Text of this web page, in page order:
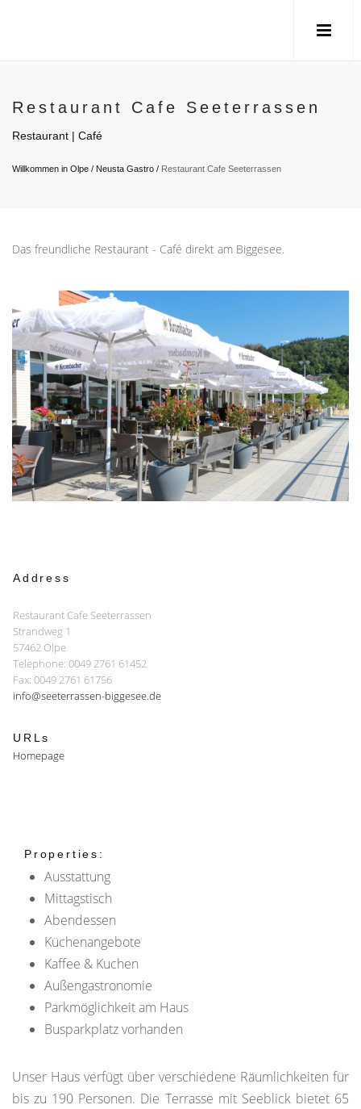
Restaurant Cafe Seeterrassen
Restaurant | Café
Willkommen in Olpe / Neusta Gastro / Restaurant Cafe Seeterrassen
Das freundliche Restaurant - Café direkt am Biggesee.
Address
Restaurant Cafe Seeterrassen
Strandweg 1
57462 Olpe
Telephone: 0049 2761 61452
Fax: 0049 2761 61756
info@seeterrassen-biggesee.de
URLs
Homepage
Properties:
Ausstattung
Mittagstisch
Abendessen
Küchenangebote
Kaffee & Kuchen
Außengastronomie
Parkmöglichkeit am Haus
Busparkplatz vorhanden
Unser Haus verfügt über verschiedene Räumlichkeiten für
bis zu 190 Personen. Die Terrasse mit Seeblick bietet 65